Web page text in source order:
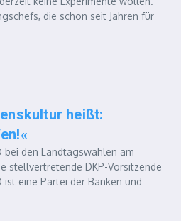
die schon seit Jahren für
heißt:
den Landtagswahlen am
stellvertretende DKP-Vorsitzende
ist eine Partei der Banken und